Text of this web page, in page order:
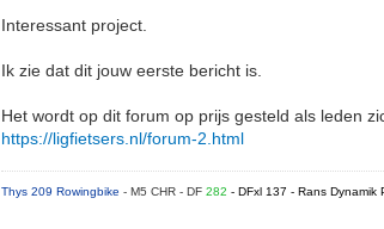
Interessant project.
Ik zie dat dit jouw eerste bericht is.
Het wordt op dit forum op prijs gesteld als leden
https://ligfietsers.nl/forum-2.html
Thys 209 Rowingbike- M5 CHR - DF282- DFxl 137 - Rans Dynamik